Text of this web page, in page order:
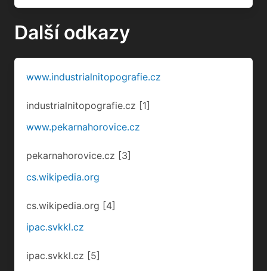
industrialnitopografie.cz
www.pekarnahorovice.cz
pekarnahorovice.cz[3]
cs.wikipedia.org[4]
ipac.svkkl.cz[5]
vodnimlyny.cz